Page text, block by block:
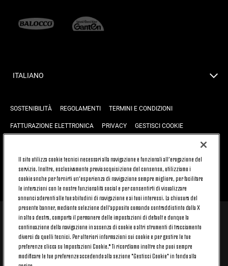
ITALIANO
SOSTENIBILITÀ REGOLAMENTI TERMINI E CONDIZIONI
FATTURAZIONE ELETTRONICA PRIVACY GESTISCI COOKIE
TORNA SU
© 2026 Juventus Football Club S.p.A.
Juventus Football Club S.p.A. Via Druento, 175 10151 Torino - Italia;
CONTACT CENTER (+39) 011.45.30.486. Il servizio è attivo dal lunedì al
venerdì (9-20) e il sabato (9-15), festivi esclusi.
Il costo del servizio varia in base al piano tariffario sottoscritto con il
Il sito utilizza cookie tecnici necessari alla navigazione e funzionali all’erogazione del
servizio. Inoltre, esclusivamente previa acquisizione del consenso, utilizziamo i
cookie anche per fornirti un’esperienza di navigazione sempre migliore, per facilitare
le interazioni con le nostre funzionalità social e per consentirti di visualizzare
annunci aderenti alle tue abitudini di navigazione e ai tuoi interessi. La chiusura del
presente banner, mediante selezione dell’apposito comando contraddistinto dalla X
in alto a destra, comporta il permanere delle impostazioni di default e dunque la
continuazione della navigazione in assenza di cookie o altri strumenti di tracciamento
diversi da quelli tecnici. Per ulteriori informazioni sui cookie e per gestire le tue
preferenze clicca su Impostazioni Cookie.* Ti ricordiamo inoltre che puoi sempre
modificare le tue preferenze accedendo alla sezione "Gestisci Cookie" in fondo alla